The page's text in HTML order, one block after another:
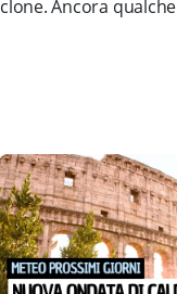
Ancora qualche